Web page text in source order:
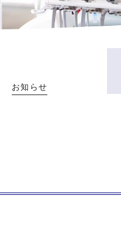
お知らせ